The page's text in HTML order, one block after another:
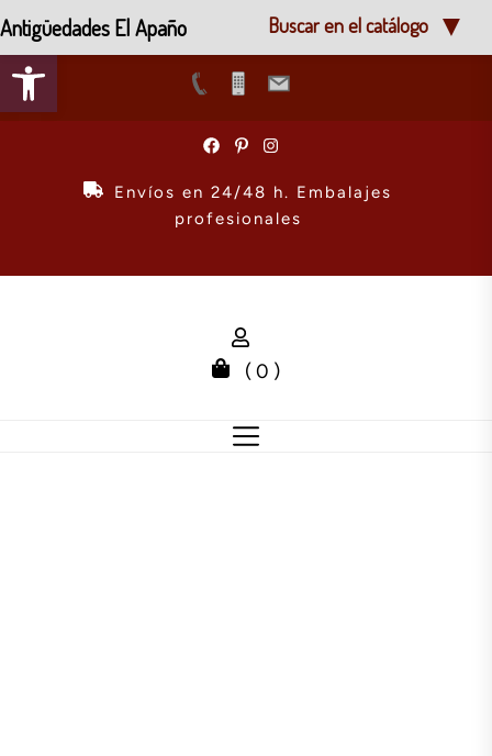
Abrir barra de herramientas
Envíos en 24/48 h. Embalajes
profesionales
( 0 )
Antigüedades El Apaño Buscar en el catálogo